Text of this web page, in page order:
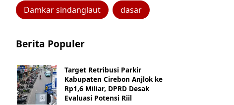
Damkar sindanglaut dasar
Berita Populer
Target Retribusi Parkir
Kabupaten Cirebon Anjlok ke
Rp1,6 Miliar, DPRD Desak
Evaluasi Potensi Riil